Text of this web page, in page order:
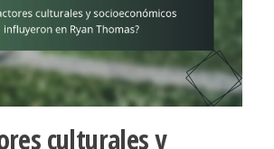
culturales y